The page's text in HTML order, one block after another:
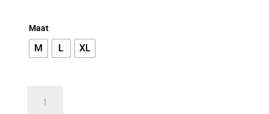
Maat
M L XL
dames